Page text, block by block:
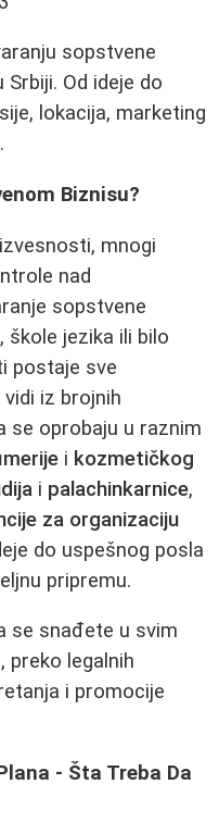
sopstvene
Od ideje do
lokacija, marketing
Biznisu?
mnogi
nad
sopstvene
škole jezika ili bilo
postaje sve
iz brojnih
se oprobaju u raznim
i kozmetičkog
i palachinkarnice,
za organizaciju
do uspešnog posla
pripremu.
se snađete u svim
preko legalnih
i promocije
- Šta Treba Da